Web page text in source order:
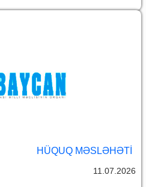
HÜQUQ MƏSLƏHƏTI
11.07.2026